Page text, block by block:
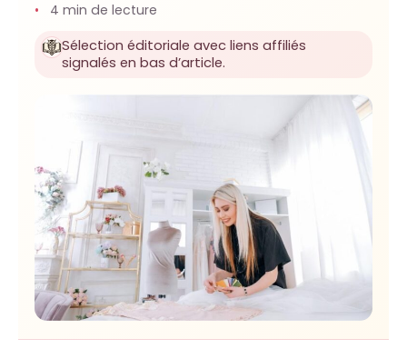
4 min de lecture
Sélection éditoriale avec liens affiliés
signalés en bas d’article.